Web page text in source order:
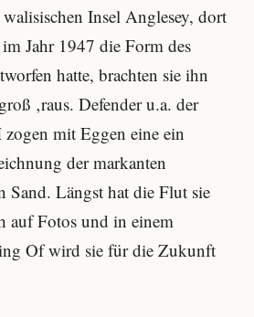
Insel Anglesey, dort
Jahr 1947 die Form des
hatte, brachten sie ihn
‚raus. Defender u.a. der
mit Eggen eine ein
der markanten
Sand. Längst hat die Flut sie
auf Fotos und in einem
Of wird sie für die Zukunft